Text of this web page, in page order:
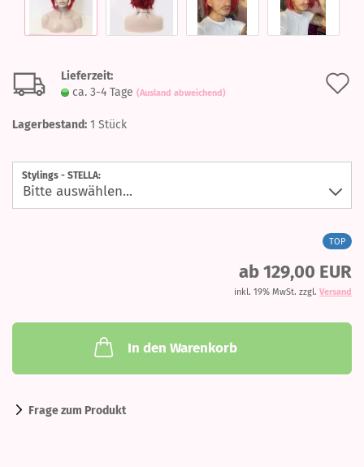
Lieferzeit:
ca. 3-4 Tage (Ausland abweichend)
Lagerbestand: 1 Stück
Stylings - STELLA:
TOP
ab 129,00 EUR
inkl. 19% MwSt. zzgl. Versand
In den Warenkorb
Frage zum Produkt